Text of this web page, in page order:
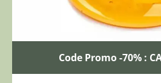
Code Promo -70% :